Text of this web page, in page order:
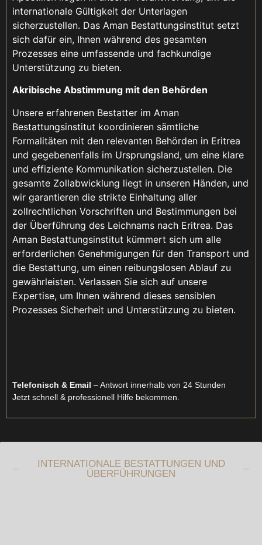
internationale Gültigkeit der Unterlagen
sicherzustellen. Das Aman Bestattungsinstitut setzt
sich dafür ein, Ihnen während des gesamten
Prozesses eine umfassende und fachkundige
Unterstützung zu bieten.
Akribische Abstimmung mit den Behörden
Unsere erfahrenen Bestatter im Aman
Bestattungsinstitut koordinieren sämtliche
Formalitäten mit den relevanten Behörden in Eritrea
und gegebenenfalls im Ursprungsland, um eine klare
und effiziente Kommunikation sicherzustellen. Die
gesamte Zollabwicklung liegt in unseren Händen, und
wir garantieren die strikte Einhaltung aller
zollrechtlichen Vorschriften und Bestimmungen bei
der Überführung des Leichnams nach Eritrea. Das
Aman Bestattungsinstitut kümmert sich um alle
erforderlichen Genehmigungen für den Transport und
die Bestattung, um einen reibungslosen Ablauf zu
gewährleisten. Verlassen Sie sich auf unsere
Expertise, um Ihnen während dieses sensiblen
Prozesses Sicherheit und Unterstützung zu bieten.
Telefonisch & Email – Antwort innerhalb von 24 Stunden
Jetzt schnell & professionell Hilfe bekommen.
INTERNATIONALE BESTATTUNGEN UND
ÜBERFÜHRUNGEN